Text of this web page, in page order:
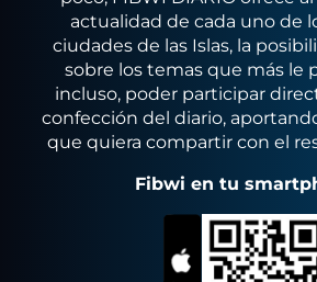
actualidad de cada uno de
ciudades de las Islas, la
sobre los temas que más le
incluso, poder participar
confección del diario,
que quiera compartir con el
Fibwi en tu